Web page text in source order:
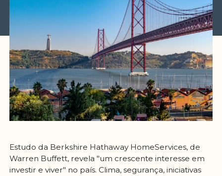
Estudo da Berkshire Hathaway HomeServices, de
Warren Buffett, revela "um crescente interesse em
investir e viver" no país. Clima, segurança, iniciativas